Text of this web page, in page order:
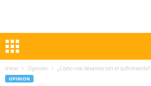
Inicio Opinion ¿Cómo nos llevamos con el
OPINION